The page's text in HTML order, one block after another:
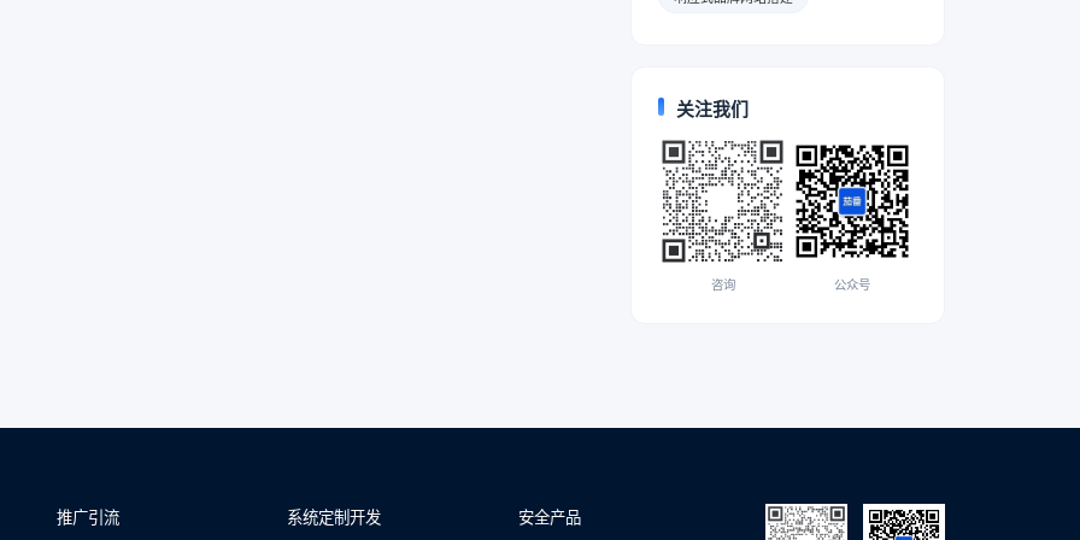
关注我们
咨询 公众号
推广引流 系统定制开发 安全产品